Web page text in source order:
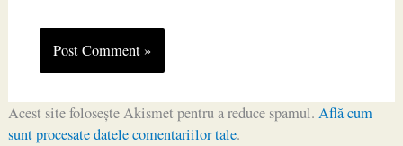
Acest site folosește Akismet pentru a reduce spamul. Află cum
sunt procesate datele comentariilor tale.